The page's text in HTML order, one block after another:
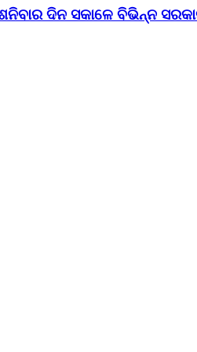
ଦିନ ସକାଳେ ବିଭିନ୍ନ